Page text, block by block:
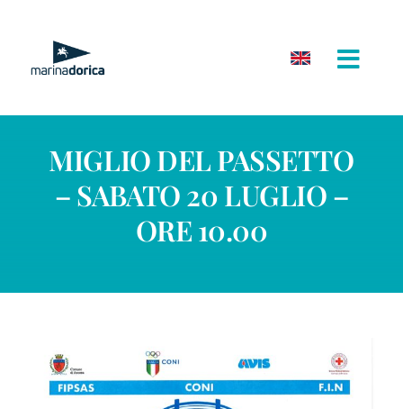
contenuto
MIGLIO DEL PASSETTO
– SABATO 20 LUGLIO –
ORE 10.00